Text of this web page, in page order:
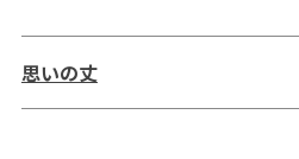
思いの丈